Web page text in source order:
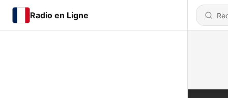
Radio en Ligne